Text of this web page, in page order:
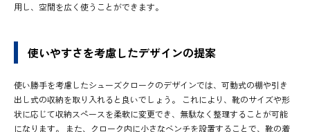
用し、空間を広く使うことができます。
使いやすさを考慮したデザインの提案
使い勝手を考慮したシューズクロークのデザインでは、可動式の棚や引き
出し式の収納を取り入れると良いでしょう。 これにより、靴のサイズや形
状に応じて収納スペースを柔軟に変更でき、無駄なく整理することが可能
になります。 また、クローク内に小さなベンチを設置することで、靴の着